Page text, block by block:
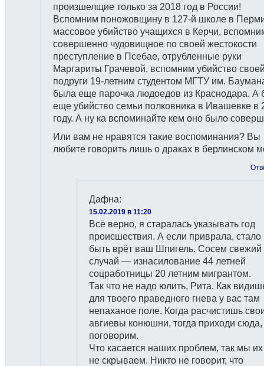
произшелщие только за 2018 год в России!
Вспомним поножовщину в 127-й школе в
массовое убийство учащихся в Керчи,
совершенно чудовищное по своей жестокости
преступление в Псебае, отрубленные руки
Маргариты Грачевой, вспомним убийство
подруги 19-летним студентом МГТУ им.
была еще парочка людоедов из Краснодара. А
еще убийство семьи полковника в Ивашевке в
году. А ну ка вспоминайте кем оно было
Или вам не нравятся такие воспоминания? Вы
любите говорить лишь о драках в берлинском
Дафна:
15.02.2019 в 11:20
Всё верно, я старалась указывать год
происшествия. А если приврала, стало
быть врёт ваш Шпигель. Сосем свежий
случай — изнасилование 44 летней
соцработницы 20 летним мигрантом.
Так что не надо юлить, Рита. Как
для твоего праведного гнева у вас там
непаханое поле. Когда расчистишь
авгиевы конюшни, тогда приходи сюда,
поговорим.
Что касается наших проблем, так мы их
не скрываем. Никто не говорит, что